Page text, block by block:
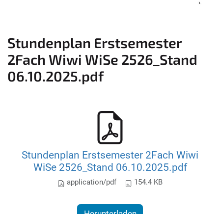
Stundenplan Erstsemester
2Fach Wiwi WiSe 2526_Stand
06.10.2025.pdf
Stundenplan Erstsemester 2Fach Wiwi
WiSe 2526_Stand 06.10.2025.pdf
application/pdf 154.4 KB